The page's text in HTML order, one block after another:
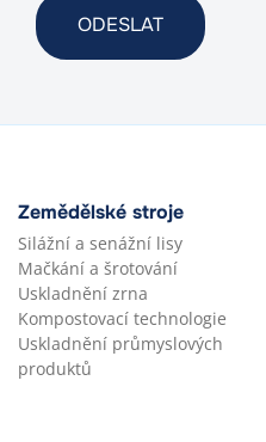
Zemědělské stroje
Silážní a senážní lisy
Mačkání a šrotování
Uskladnění zrna
Kompostovací technologie
Uskladnění průmyslových
produktů